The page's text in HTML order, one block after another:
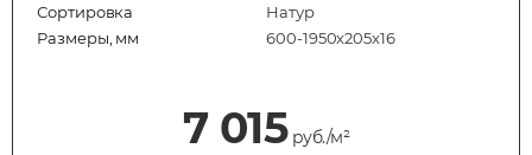
Сортировка
Натур
Размеры, мм
600-1950x205x16
7 015руб./м²